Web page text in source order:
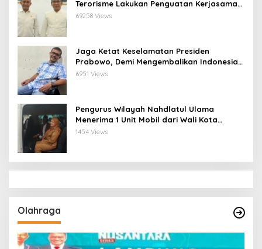
Terorisme Lakukan Penguatan Kerjasama
Ketua Pengurus Besar Nahdlatul Ulama
69258 Views
Jaga Ketat Keselamatan Presiden
Prabowo, Demi Mengembalikan Indonesia
Menjadi Macan Asia
6951 Views
Pengurus Wilayah Nahdlatul Ulama
Menerima 1 Unit Mobil dari Wali Kota
Bandar Lampung
1454 Views
Olahraga